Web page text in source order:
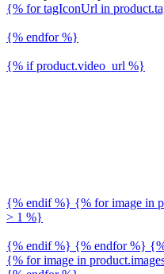
{% for tagIconUrl in
{% endfor %}
{% if product.video_url %}
{% endif %} {% for image in
> 1 %}
{% endif %} {% endfor %}
{% for image in